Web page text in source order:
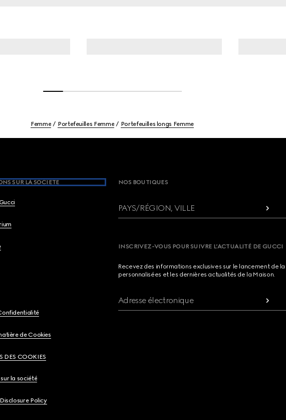
Femme Portefeuilles Femme Portefeuilles longs Femme
SUR LA SOCIETE
de Cookies
DES COOKIES
la société
Policy
NOS BOUTIQUES
PAYS/RÉGION, VILLE
INSCRIVEZ-VOUS POUR SUIVRE L’ACTUALITÉ DE GUCCI
Recevez des informations exclusives sur le lancement de
personnalisées et les dernières actualités de la Maison.
Adresse électronique